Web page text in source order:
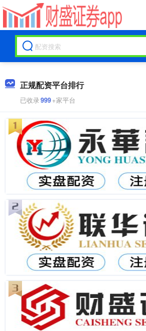
正规配资平台排行
已收录999+家平台